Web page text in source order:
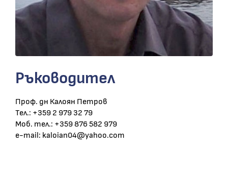
Ръководител
Проф. дн Калоян Петров
Teл.: +359 2 979 32 79
Моб. тел.: +359 876 582 979
e-mail: kaloian04@yahoo.com